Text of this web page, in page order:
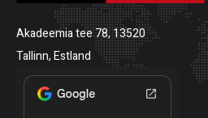
Akadeemia tee 78, 13520
Tallinn, Estland